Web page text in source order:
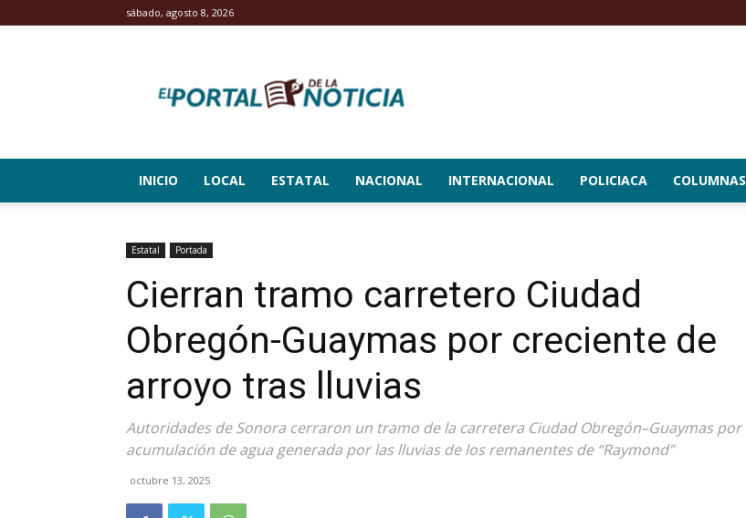
sábado, agosto 8, 2026
Portal
de
INICIO LOCAL ESTATAL NACIONAL INTERNACIONAL POLICIACA COLUMNAS
Estatal Portada
Cierran tramo carretero Ciudad
Obregón-Guaymas por creciente de
arroyo tras lluvias
Autoridades de Sonora cerraron un tramo de la carretera Ciudad Obregón–Guaymas por
acumulación de agua generada por las lluvias de los remanentes de “Raymond”
octubre 13, 2025